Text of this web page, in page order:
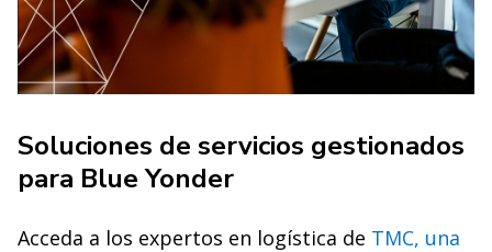
Soluciones de servicios gestionados
para Blue Yonder
Acceda a los expertos en logística de TMC, una